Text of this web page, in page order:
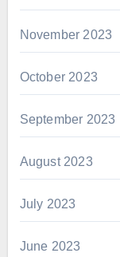
November 2023
October 2023
September 2023
August 2023
July 2023
June 2023